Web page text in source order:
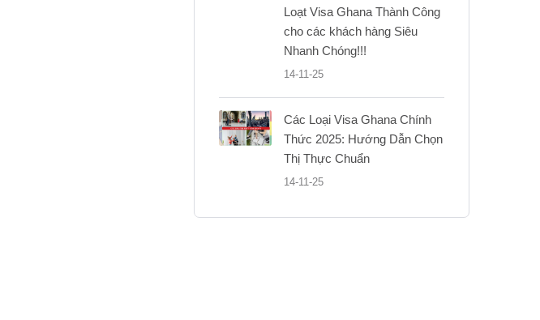
Loạt Visa Ghana Thành Công
cho các khách hàng Siêu
Nhanh Chóng!!!
14-11-25
Các Loại Visa Ghana Chính
Thức 2025: Hướng Dẫn Chọn
Thị Thực Chuẩn
14-11-25